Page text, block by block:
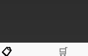
📋 🛒